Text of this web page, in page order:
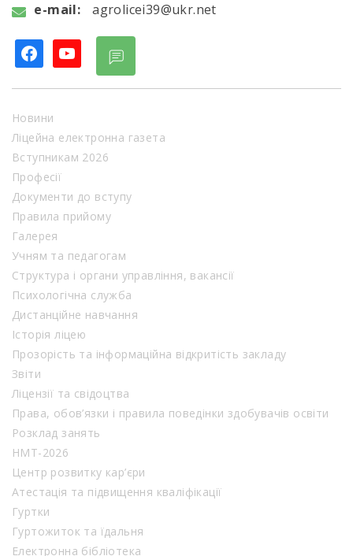
e-mail:
agrolicei39@ukr.net
facebookyoutube
Новини
Ліцейна електронна газета
Вступникам 2026
Професії
Документи до вступу
Правила прийому
Галерея
Учням та педагогам
Структура і органи управління, вакансії
Психологічна служба
Дистанційне навчання
Історія ліцею
Прозорість та інформаційна відкритість закладу
Звіти
Ліцензії та свідоцтва
Права, обов’язки і правила поведінки здобувачів освіти
Розклад занять
НМТ-2026
Центр розвитку кар’єри
Атестація та підвищення кваліфікації
Гуртки
Гуртожиток та їдальня
Електронна бібліотека